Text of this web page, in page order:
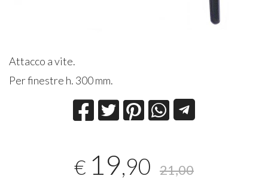
Attacco a vite.
Per finestre h. 300 mm.
€ 19,90 21,00